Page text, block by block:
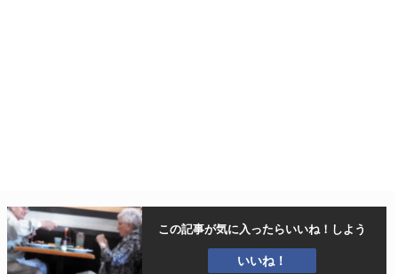
この記事が気に入ったらいいね！しよう
いいね！